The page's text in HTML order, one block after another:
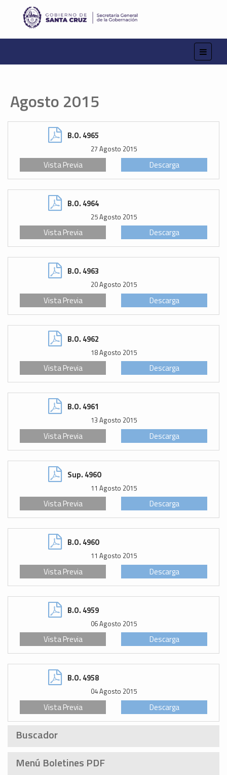
Agosto 2015
B.O. 4965
27 Agosto 2015
Descarga
Vista Previa
B.O. 4964
25 Agosto 2015
Descarga
Vista Previa
B.O. 4963
20 Agosto 2015
Descarga
Vista Previa
B.O. 4962
18 Agosto 2015
Descarga
Vista Previa
B.O. 4961
13 Agosto 2015
Descarga
Vista Previa
Sup. 4960
11 Agosto 2015
Descarga
Vista Previa
B.O. 4960
11 Agosto 2015
Descarga
Vista Previa
B.O. 4959
06 Agosto 2015
Descarga
Vista Previa
B.O. 4958
04 Agosto 2015
Descarga
Vista Previa
Buscador
Menú Boletines PDF